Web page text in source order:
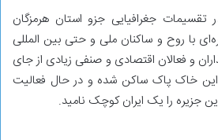
جغرافیایی جزو استان هرمزگان
با روح و ساکنان ملی و حتی بین المللی
و فعالان اقتصادی و صنفی زیادی از جای
این خاک پاک ساکن شده و در حال فعالیت
جزیره را یک ایران کوچک نامید.